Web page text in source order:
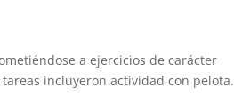
a ejercicios de carácter
incluyeron actividad con pelota.